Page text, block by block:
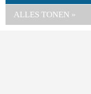
ALLES TONEN »